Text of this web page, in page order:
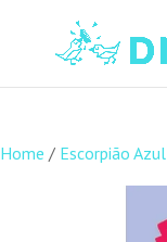
Home / Escorpião Azul